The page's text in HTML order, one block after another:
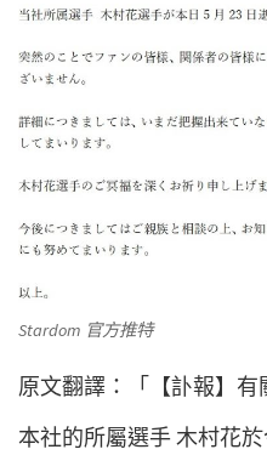
Stardom 官方推特
原文翻譯：「【訃報】
本社的所屬選手 木村花於